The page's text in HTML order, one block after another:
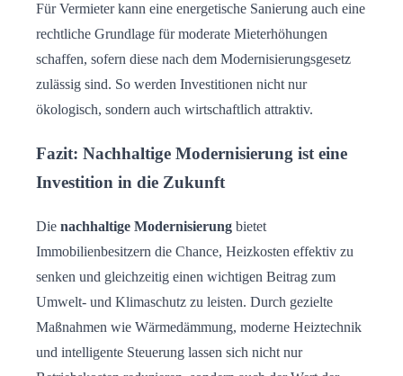
Für Vermieter kann eine energetische Sanierung auch eine
rechtliche Grundlage für moderate Mieterhöhungen
schaffen, sofern diese nach dem Modernisierungsgesetz
zulässig sind. So werden Investitionen nicht nur
ökologisch, sondern auch wirtschaftlich attraktiv.
Fazit: Nachhaltige Modernisierung ist eine
Investition in die Zukunft
Die nachhaltige Modernisierung bietet
Immobilienbesitzern die Chance, Heizkosten effektiv zu
senken und gleichzeitig einen wichtigen Beitrag zum
Umwelt- und Klimaschutz zu leisten. Durch gezielte
Maßnahmen wie Wärmedämmung, moderne Heiztechnik
und intelligente Steuerung lassen sich nicht nur